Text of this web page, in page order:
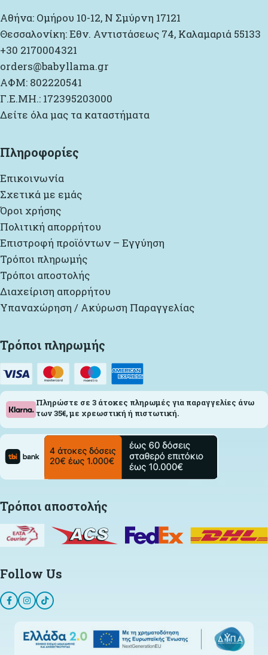
Αθήνα: Ομήρου 10-12, Ν Σμύρνη 17121
Θεσσαλονίκη: Εθν. Αντιστάσεως 74, Καλαμαριά 55133
+30 2170004321
orders@babyllama.gr
ΑΦΜ: 802220541
Γ.Ε.ΜΗ.: 172395203000
Δείτε όλα μας τα καταστήματα
Πληροφορίες
Επικοινωνία
Σχετικά με εμάς
Όροι χρήσης
Πολιτική απορρήτου
Επιστροφή προϊόντων – Εγγύηση
Τρόποι πληρωμής
Τρόποι αποστολής
Διαχείριση απορρήτου
Υπαναχώρηση / Ακύρωση Παραγγελίας
Τρόποι πληρωμής
Πληρώστε σε 3 άτοκες πληρωμές για παραγγελίες άνω
των 35€, με χρεωστική ή πιστωτική.
Τρόποι αποστολής
Follow Us